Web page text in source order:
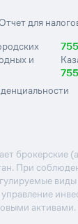
для
и
брокерские
При
активами.